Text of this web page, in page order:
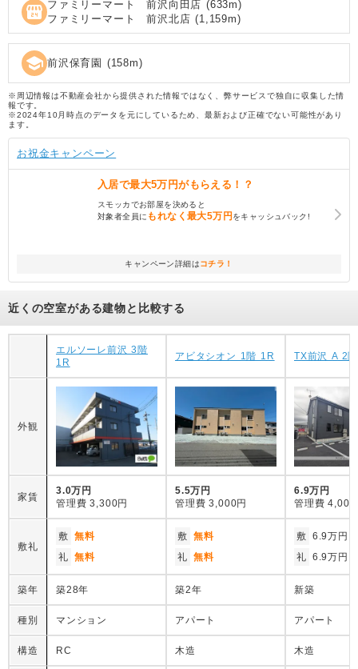
local_convenience_store ファミリーマート 前沢向田店 (633m)
ファミリーマート 前沢北店 (1,159m)
school 前沢保育園 (158m)
※周辺情報は不動産会社から提供された情報ではなく、弊サービスで独自に収集した情
報です。
※2024年10月時点のデータを元にしているため、最新および正確でない可能性があり
ます。
お祝金キャンペーン
入居で最大5万円がもらえる！？
スモッカでお部屋を決めると
対象者全員に もれなく最大5万円 をキャッシュバック!
キャンペーン詳細はコチラ！
近くの空室がある建物と比較する
エルソーレ前沢 3階
1R
アビタシオン 1階 1R TX前沢 A 2
外観
家賃
3.0万円
管理費 3,300円
5.5万円
管理費 3,000円
6.9万円
管理費 4,000
敷礼
敷 無料
礼 無料
敷 無料
礼 無料
敷 6.9万円
礼 6.9万円
築年 築28年 築2年 新築
種別 マンション アパート アパート
構造 RC 木造 木造